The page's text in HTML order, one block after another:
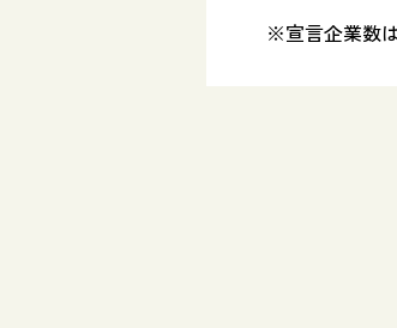
※宣言企業数